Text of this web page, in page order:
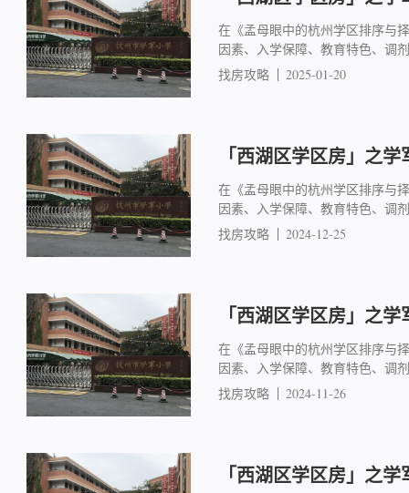
在《孟母眼中的杭州学区排序与
因素、入学保障、教育特色、调
找房攻略
2025-01-20
「西湖区学区房」之
在《孟母眼中的杭州学区排序与
因素、入学保障、教育特色、调
找房攻略
2024-12-25
「西湖区学区房」之
在《孟母眼中的杭州学区排序与
因素、入学保障、教育特色、调
找房攻略
2024-11-26
「西湖区学区房」之